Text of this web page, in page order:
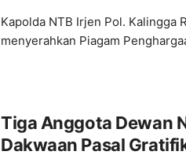
Kapolda NTB Irjen Pol. Kalingga
menyerahkan Piagam
Tiga Anggota Dewan
Dakwaan Pasal